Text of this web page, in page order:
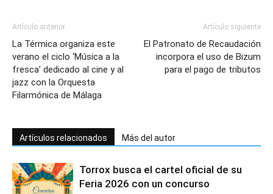
Artículo anterior
La Térmica organiza este
verano el ciclo ‘Música a la
fresca’ dedicado al cine y al
jazz con la Orquesta
Filarmónica de Málaga
Artículo siguiente
El Patronato de Recaudación
incorpora el uso de Bizum
para el pago de tributos
Artículos relacionados Más del autor
Torrox busca el cartel oficial de su
Feria 2026 con un concurso